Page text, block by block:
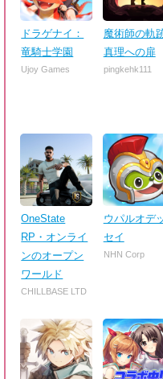
ドラゲナイ：
竜騎士学園
Ujoy Games
魔術師の軌
真理への扉
pingkehk111
OneState
RP・オンライ
ンのオープン
ワールド
CHILLBASE LTD
ウパルオデ
セイ
NHN Corp